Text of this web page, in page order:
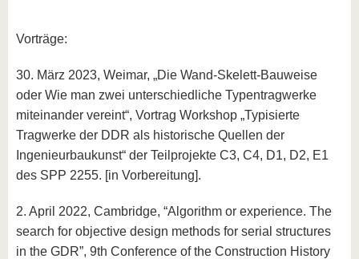
Vorträge:
30. März 2023, Weimar, „Die Wand-Skelett-Bauweise
oder Wie man zwei unterschiedliche Typentragwerke
miteinander vereint“, Vortrag Workshop „Typisierte
Tragwerke der DDR als historische Quellen der
Ingenieurbaukunst“ der Teilprojekte C3, C4, D1, D2, E1
des SPP 2255. [in Vorbereitung].
2. April 2022, Cambridge, “Algorithm or experience. The
search for objective design methods for serial structures
in the GDR”, 9th Conference of the Construction History